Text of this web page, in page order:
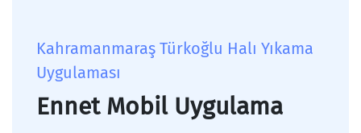
Kahramanmaraş Türkoğlu Halı Yıkama
Uygulaması
Ennet Mobil Uygulama